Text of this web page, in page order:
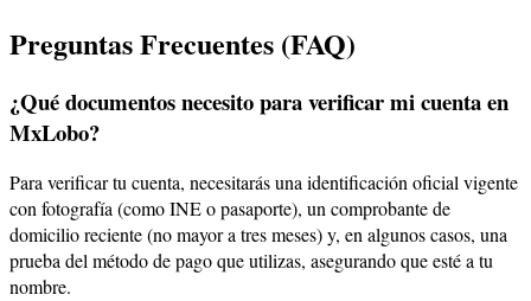
Preguntas Frecuentes (FAQ)
¿Qué documentos necesito para verificar mi cuenta en
MxLobo?
Para verificar tu cuenta, necesitarás una identificación oficial vigente
con fotografía (como INE o pasaporte), un comprobante de
domicilio reciente (no mayor a tres meses) y, en algunos casos, una
prueba del método de pago que utilizas, asegurando que esté a tu
nombre.